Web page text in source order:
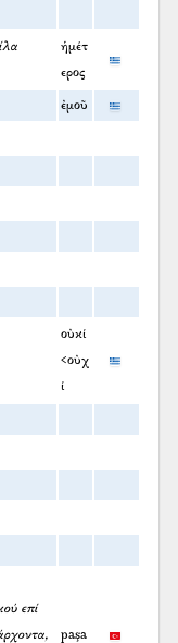
ἡμέτ
ερος
ἐμοῦ
οὐκί
<οὐχ
ί
επί
paşa